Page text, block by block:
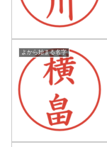
よから始まる名字